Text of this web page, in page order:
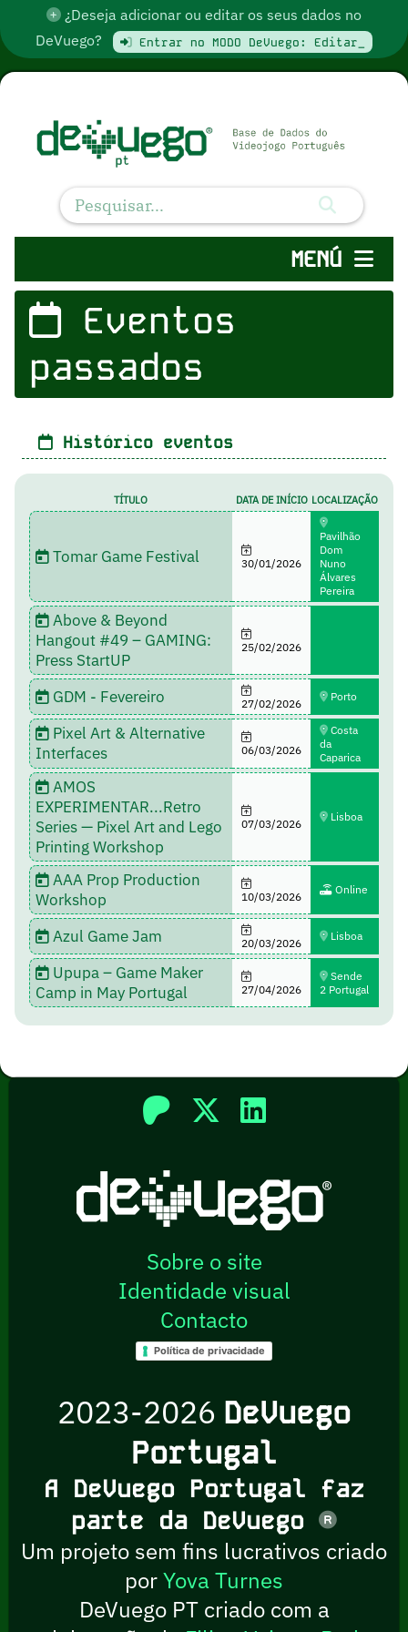
¿Deseja adicionar ou editar os seus dados no
DeVuego?
Entrar no MODO DeVuego: Editar_
MENÚ
Eventos
passados
Histórico eventos
TÍTULO DATA DE INÍCIO LOCALIZAÇÃO
Tomar Game Festival 30/01/2026
Pavilhão
Dom
Nuno
Álvares
Pereira
Above & Beyond
Hangout #49 – GAMING:
Press StartUP
25/02/2026
GDM - Fevereiro 27/02/2026
Porto
Pixel Art & Alternative
Interfaces
06/03/2026
Costa
da
Caparica
AMOS
EXPERIMENTAR...Retro
Series — Pixel Art and Lego
Printing Workshop
07/03/2026
Lisboa
AAA Prop Production
Workshop
10/03/2026
Online
Azul Game Jam 20/03/2026
Lisboa
Upupa – Game Maker
Camp in May Portugal
27/04/2026
Sende
2 Portugal
Sobre o site
Identidade visual
Contacto
Política de privacidade
2023-2026 DeVuego
Portugal
A DeVuego Portugal faz
parte da DeVuego
Um projeto sem fins lucrativos criado
porYova Turnes
DeVuego PT criado com a